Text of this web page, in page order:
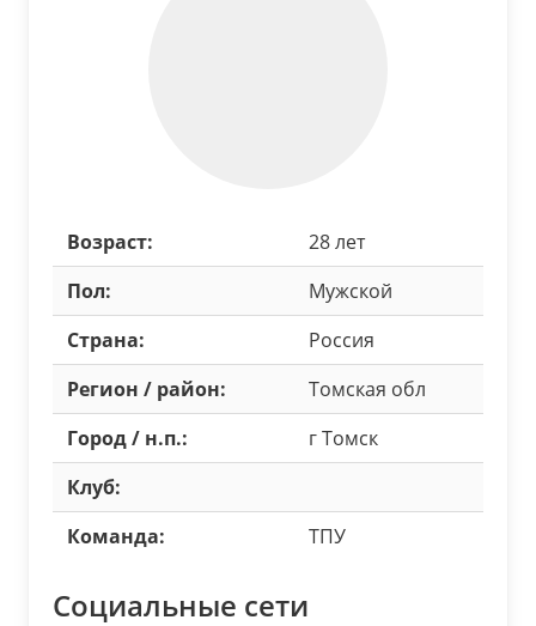
Возраст:
28 лет
Пол:
Мужской
Страна:
Россия
Регион / район:
Томская обл
Город / н.п.:
г Томск
Клуб:
Команда:
ТПУ
Социальные сети